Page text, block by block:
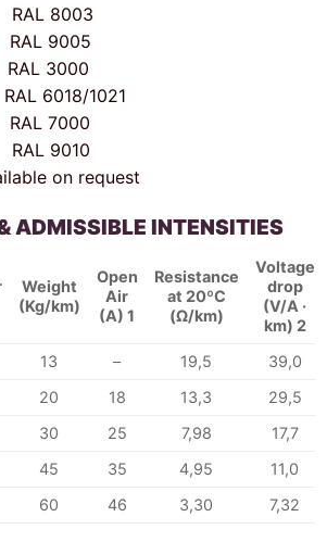
8003
9005
3000
6018/1021
7000
9010
on request
ADMISSIBLE INTENSITIES
Weight
(Kg/km)
Open
Air
(A) 1
Resistance
at 20ºC
(Ω/km)
Voltage
drop
(V/A ·
km) 2
13 – 19,5
39,0
20 18 13,3
29,5
30 25 7,98
17,7
45 35 4,95
11,0
60 46 3,30 7,32